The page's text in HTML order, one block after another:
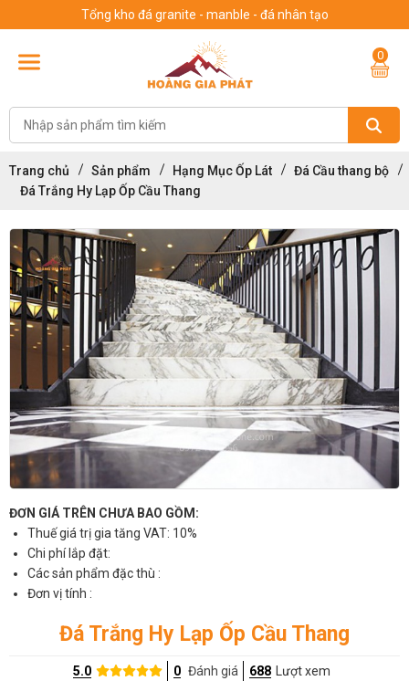
Tổng kho đá granite - manble - đá nhân tạo
0
Trang chủ Sản phẩm Hạng Mục Ốp Lát
Đá Cầu thang bộ
Đá Trắng Hy Lạp Ốp Cầu Thang
ĐƠN GIÁ TRÊN CHƯA BAO GỒM:
Thuế giá trị gia tăng VAT: 10%
Chi phí lắp đặt:
Các sản phẩm đặc thù :
Đơn vị tính :
Đá Trắng Hy Lạp Ốp Cầu Thang
5.0 0 Đánh giá 688 Lượt xem